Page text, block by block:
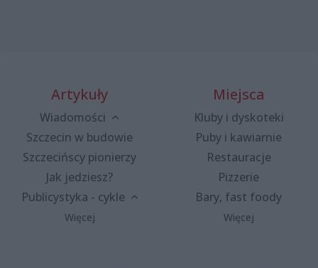
Artykuły
Wiadomości
Szczecin w budowie
Szczecińscy pionierzy
Jak jedziesz?
Publicystyka - cykle
Więcej
Miejsca
Kluby i dyskoteki
Puby i kawiarnie
Restauracje
Pizzerie
Bary, fast foody
Więcej